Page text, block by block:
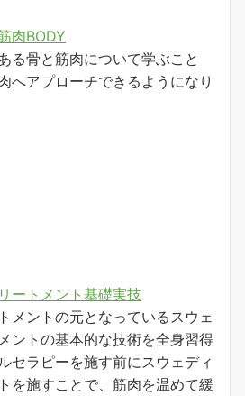
肉BODY
る骨と筋肉について学ぶこと
へアプローチできるようになり
ートメント基礎実技
メントの元となっているスウェ
ントの基本的な技術を全身習得
セラピーを施す前にスウェディ
を施すことで、筋肉を温めて緩